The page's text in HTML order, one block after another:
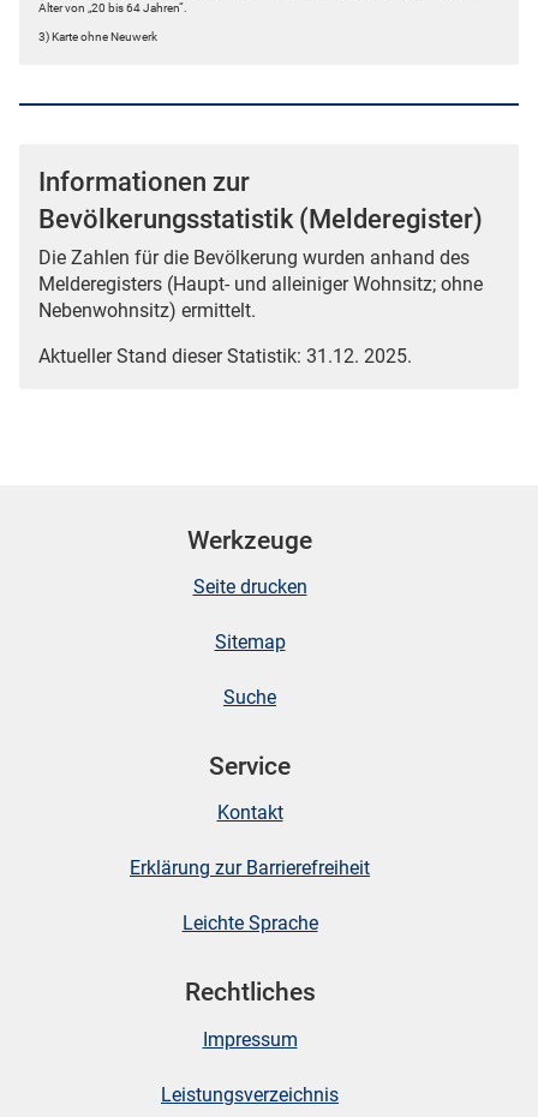
Alter von „20 bis 64 Jahren“.
3) Karte ohne Neuwerk
Informationen zur
Bevölkerungsstatistik (Melderegister)
Die Zahlen für die Bevölkerung wurden anhand des
Melderegisters (Haupt- und alleiniger Wohnsitz; ohne
Nebenwohnsitz) ermittelt.
Aktueller Stand dieser Statistik: 31.12. 2025.
Werkzeuge
Seite drucken
Sitemap
Suche
Service
Kontakt
Erklärung zur Barrierefreiheit
Leichte Sprache
Rechtliches
Impressum
Leistungsverzeichnis